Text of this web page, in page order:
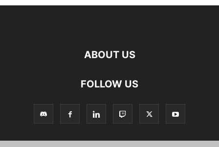
ABOUT US
FOLLOW US